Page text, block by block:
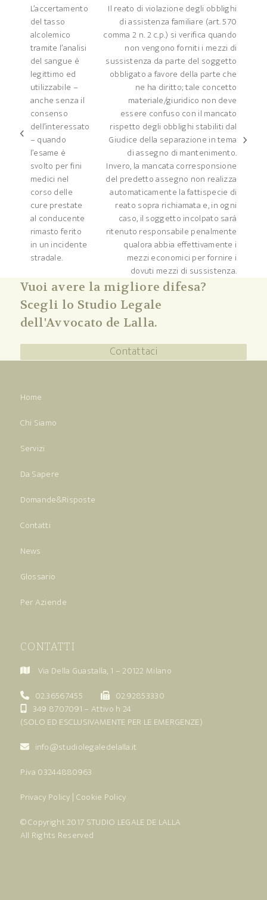
post
precedente:
L’accertamento
del tasso
alcolemico
tramite l’analisi
del sangue è
legittimo ed
utilizzabile –
anche senza il
consenso
dell’interessato
– quando
l’esame è
svolto per fini
medici nel
corso delle
cure prestate
al conducente
rimasto ferito
in un incidente
stradale.
articolo
successivo:
Il reato di violazione degli obblighi
di assistenza familiare (art. 570
comma 2 n. 2 c.p.) si verifica quando
non vengono forniti i mezzi di
sussistenza da parte del soggetto
obbligato a favore della parte che
ne ha diritto; tale concetto
materiale/giuridico non deve
essere confuso con il mancato
rispetto degli obblighi stabiliti dal
Giudice della separazione in tema
di assegno di mantenimento.
Invero, la mancata corresponsione
del predetto assegno non realizza
automaticamente la fattispecie di
reato sopra richiamata e, in ogni
caso, il soggetto incolpato sarà
ritenuto responsabile penalmente
qualora abbia effettivamente i
mezzi economici per fornire i
dovuti mezzi di sussistenza.
Vuoi avere la migliore difesa?
Scegli lo Studio Legale
dell'Avvocato de Lalla.
Contattaci
Home
Chi Siamo
Servizi
Da Sapere
Domande&Risposte
Contatti
News
Glossario
Per Aziende
CONTATTI
Via Della Guastalla, 1 – 20122 Milano
02.36567455
02.92853330
349 8707091 – Attivo h 24
(SOLO ED ESCLUSIVAMENTE PER LE EMERGENZE)
info@studiolegaledelalla.it
P.iva 03244880963
Privacy Policy | Cookie Policy
© Copyright 2017 STUDIO LEGALE DE LALLA
All Rights Reserved